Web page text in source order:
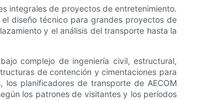
integrales de proyectos de entretenimiento.
diseño técnico para grandes proyectos de
y el análisis del transporte hasta la
complejo de ingeniería civil, estructural,
de contención y cimentaciones para
planificadores de transporte de AECOM
los patrones de visitantes y los períodos